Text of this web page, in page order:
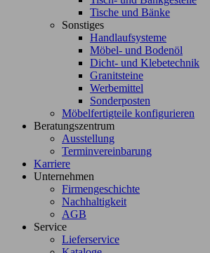
Tische und Bänke
Sonstiges
Handlaufsysteme
Möbel- und Bodenöl
Dicht- und Klebetechnik
Granitsteine
Werbemittel
Sonderposten
Möbelfertigteile konfigurieren
Beratungszentrum
Ausstellung
Terminvereinbarung
Karriere
Unternehmen
Firmengeschichte
Nachhaltigkeit
AGB
Service
Lieferservice